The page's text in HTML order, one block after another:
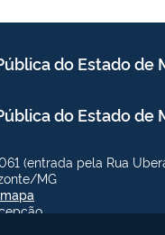
do Estado de
do Estado de
(entrada pela Rua
MG